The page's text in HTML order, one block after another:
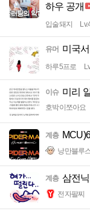
하우 공개
입술돼지
유머 미국
하루5프로
이슈 미리
호박이쪼아요
계층
낭만블루
계층 삼전
전자팔찌